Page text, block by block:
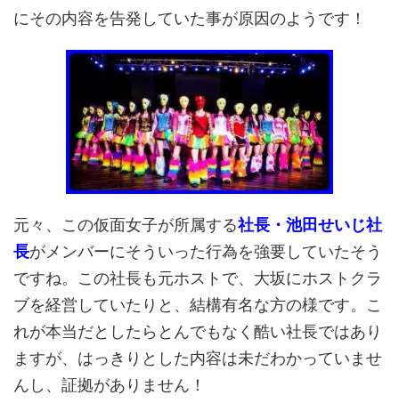
にその内容を告発していた事が原因のようです！
元々、この仮面女子が所属する社長・池田せいじ社
長がメンバーにそういった行為を強要していたそう
ですね。この社長も元ホストで、大坂にホストクラ
ブを経営していたりと、結構有名な方の様です。こ
れが本当だとしたらとんでもなく酷い社長ではあり
ますが、はっきりとした内容は未だわかっていませ
んし、証拠がありません！